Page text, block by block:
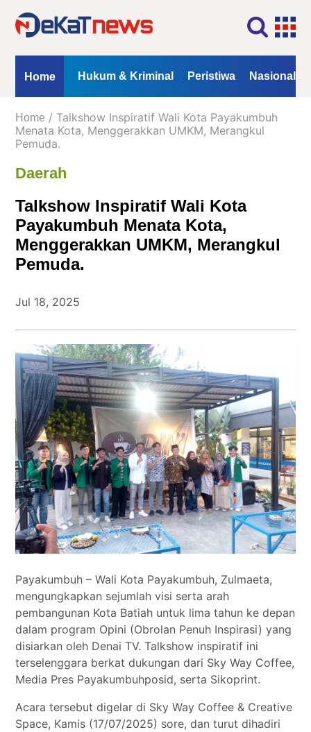
Home
Kanal
Berita
Hukum
&
Peristiwa
Nasional
Daerah
Lifestyle
Olahraga
Internasional
Opini
Opini Hukum & Kriminal Peristiwa Nasional
Home
Home / Talkshow Inspiratif Wali Kota Payakumbuh
Menata Kota, Menggerakkan UMKM, Merangkul
Pemuda.
Daerah
Talkshow Inspiratif Wali Kota
Payakumbuh Menata Kota,
Menggerakkan UMKM, Merangkul
Pemuda.
Jul 18, 2025
Payakumbuh – Wali Kota Payakumbuh, Zulmaeta,
mengungkapkan sejumlah visi serta arah
pembangunan Kota Batiah untuk lima tahun ke depan
dalam program Opini (Obrolan Penuh Inspirasi) yang
disiarkan oleh Denai TV. Talkshow inspiratif ini
terselenggara berkat dukungan dari Sky Way Coffee,
Media Pres Payakumbuhposid, serta Sikoprint.
Acara tersebut digelar di Sky Way Coffee & Creative
Space, Kamis (17/07/2025) sore, dan turut dihadiri